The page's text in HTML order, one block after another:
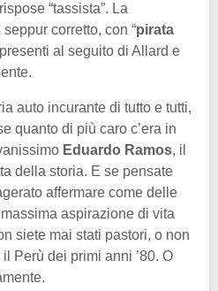
“tassista”. La
corretto, con “pirata
al seguito di Allard e
auto incurante di tutto e tutti,
quanto di più caro c’era in
Eduardo Ramos, il
della storia. E se pensate
affermare come delle
aspirazione di vita
siete mai stati pastori, o non
Perù dei primi anni ’80. O